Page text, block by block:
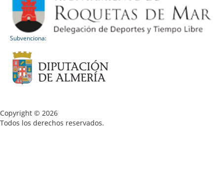
Subvenciona:
Copyright © 2026
Todos los derechos reservados.